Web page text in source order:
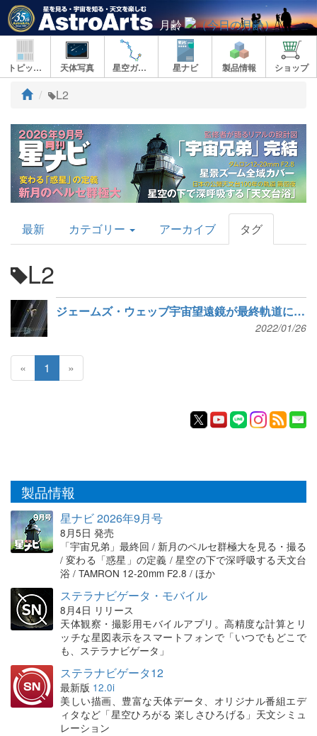
月齢
トピックス 天体写真 星空ガイド 星ナビ 製品情報 ショップ
ト
プ
L2
AstroArts
Topics
最新 カテゴリー アーカイブ タグ
L2
ジェームズ・ウェッブ宇宙望遠鏡が最終軌道に到達
2022/01/26
« 1 »
製品情報
星ナビ 2026年9月号
8月5日 発売
「宇宙兄弟」最終回 / 新月のペルセ群極大を見る・撮る
/ 変わる「惑星」の定義 / 星空の下で深呼吸する天文台
浴 / TAMRON 12-20mm F2.8 / ほか
ステラナビゲータ・モバイル
8月4日 リリース
天体観察・撮影用モバイルアプリ。高精度な計算とリ
ッチな星図表示をスマートフォンで「いつでもどこで
も、ステラナビゲータ」
ステラナビゲータ12
最新版 12.0i
美しい描画、豊富な天体データ、オリジナル番組エデ
ィタなど「星空ひろがる 楽しさひろげる」天文シミュ
レーション